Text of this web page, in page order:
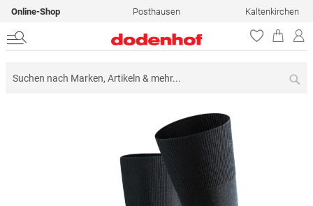
Online-Shop Posthausen Kaltenkirchen